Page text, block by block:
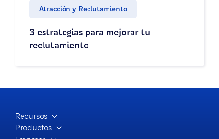
Atracción y Reclutamiento
3 estrategias para mejorar tu
reclutamiento
Recursos
Productos